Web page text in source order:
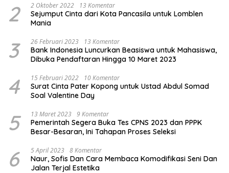
2 2 Oktober 2022 13 Komentar
Sejumput Cinta dari Kota Pancasila untuk Lomblen
Mania
3 26 Februari 2023 13 Komentar
Bank Indonesia Luncurkan Beasiswa untuk Mahasiswa,
Dibuka Pendaftaran Hingga 10 Maret 2023
4 15 Februari 2022 10 Komentar
Surat Cinta Pater Kopong untuk Ustad Abdul Somad
Soal Valentine Day
5 13 Maret 2023 9 Komentar
Pemerintah Segera Buka Tes CPNS 2023 dan PPPK
Besar-Besaran, Ini Tahapan Proses Seleksi
6 5 April 2023 8 Komentar
Naur, Sofis Dan Cara Membaca Komodifikasi Seni Dan
Jalan Terjal Estetika